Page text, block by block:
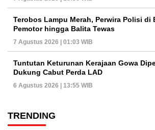
Terobos Lampu Merah, Perwira Polisi di
Pemotor hingga Balita Tewas
7 Agustus 2026 | 01:03 WIB
Tuntutan Keturunan Kerajaan Gowa
Dukung Cabut Perda LAD
6 Agustus 2026 | 13:55 WIB
TRENDING